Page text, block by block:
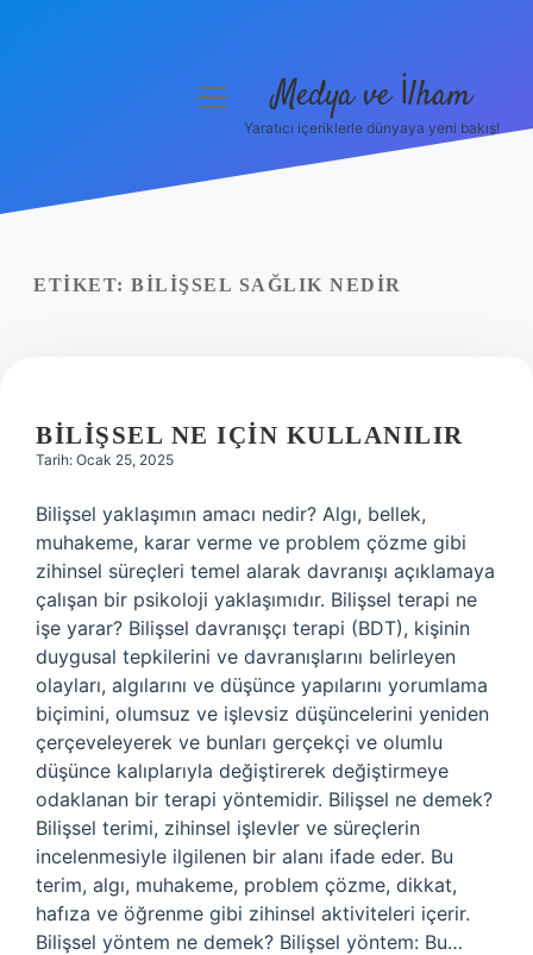
Yasal Uyarı
menüyüMedya ve İlham
Yaratıcı içeriklerle dünyaya yeni bakış!
ETIKET: BILIŞSEL SAĞLIK NEDIR
BILIŞSEL NE IÇIN KULLANILIR
Tarih: Ocak 25, 2025
Bilişsel yaklaşımın amacı nedir? Algı, bellek,
muhakeme, karar verme ve problem çözme gibi
zihinsel süreçleri temel alarak davranışı açıklamaya
çalışan bir psikoloji yaklaşımıdır. Bilişsel terapi ne
işe yarar? Bilişsel davranışçı terapi (BDT), kişinin
duygusal tepkilerini ve davranışlarını belirleyen
olayları, algılarını ve düşünce yapılarını yorumlama
biçimini, olumsuz ve işlevsiz düşüncelerini yeniden
çerçeveleyerek ve bunları gerçekçi ve olumlu
düşünce kalıplarıyla değiştirerek değiştirmeye
odaklanan bir terapi yöntemidir. Bilişsel ne demek?
Bilişsel terimi, zihinsel işlevler ve süreçlerin
incelenmesiyle ilgilenen bir alanı ifade eder. Bu
terim, algı, muhakeme, problem çözme, dikkat,
hafıza ve öğrenme gibi zihinsel aktiviteleri içerir.
Bilişsel yöntem ne demek? Bilişsel yöntem: Bu…